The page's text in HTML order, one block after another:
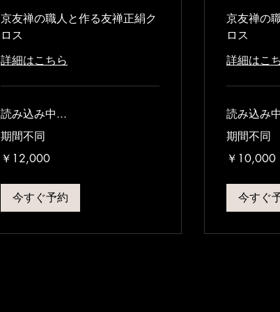
京友禅の職人と作る友禅正絹ク
ロス
詳細はこちら
読み込み中...
期間不同
円
￥12,000
今すぐ予約
京友禅の
ロス
詳細はこ
読み込み
期間不同
円
￥10,000
今すぐ